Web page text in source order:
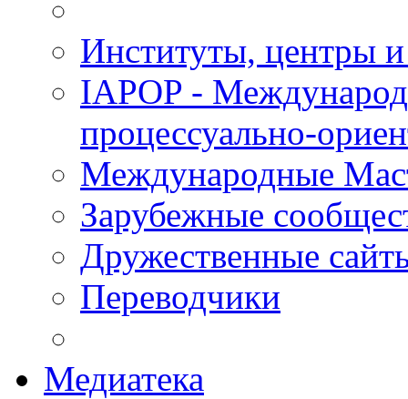
Институты, центры
IAPOP -
процессуально-
Международные
Зарубежные
Дружественные
Переводчики
Медиатека